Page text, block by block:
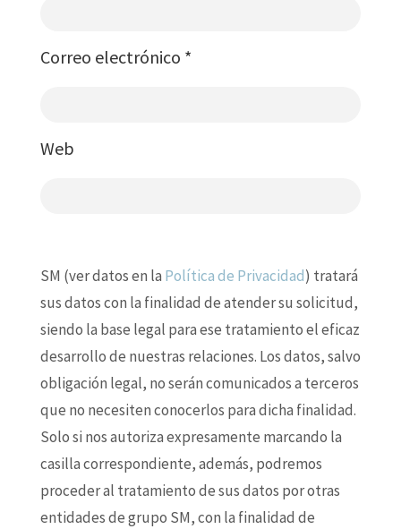
Correo electrónico *
Web
SM (ver datos en la Política de Privacidad) tratará
sus datos con la finalidad de atender su solicitud,
siendo la base legal para ese tratamiento el eficaz
desarrollo de nuestras relaciones. Los datos, salvo
obligación legal, no serán comunicados a terceros
que no necesiten conocerlos para dicha finalidad.
Solo si nos autoriza expresamente marcando la
casilla correspondiente, además, podremos
proceder al tratamiento de sus datos por otras
entidades de grupo SM, con la finalidad de